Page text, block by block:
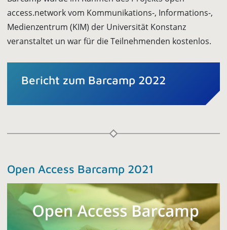
access.network vom Kommunikations-, Informations-,
Medienzentrum (KIM) der Universität Konstanz
veranstaltet un war für die Teilnehmenden kostenlos.
Bericht zum Barcamp 2022
Open Access Barcamp 2021